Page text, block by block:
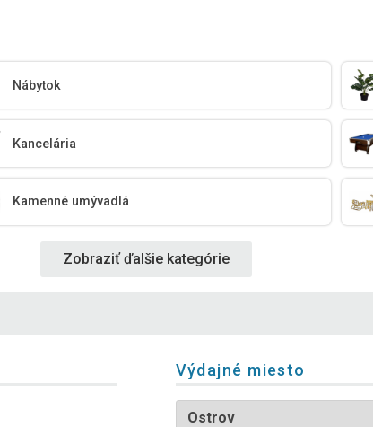
Nábytok
Kancelária
Kamenné umývadlá
Zobraziť ďalšie kategórie
Výdajné miesto